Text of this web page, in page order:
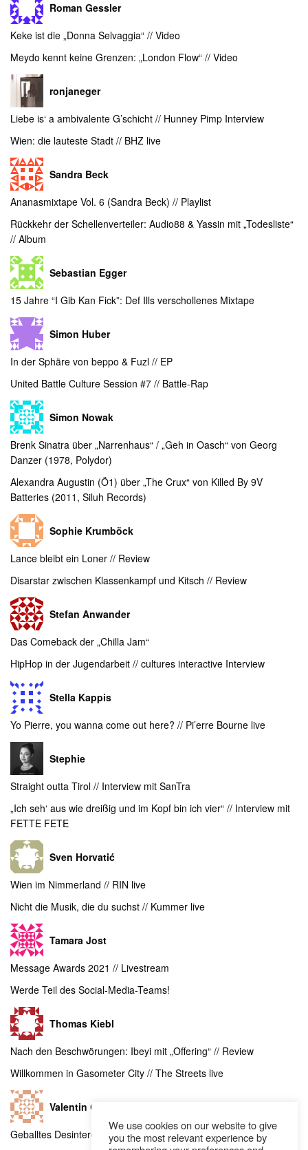
Roman Gessler
Keke ist die „Donna Selvaggia“ // Video
Meydo kennt keine Grenzen: „London Flow“ // Video
ronjaneger
Liebe is‘ a ambivalente G’schicht // Hunney Pimp Interview
Wien: die lauteste Stadt // BHZ live
Sandra Beck
Ananasmixtape Vol. 6 (Sandra Beck) // Playlist
Rückkehr der Schellenverteiler: Audio88 & Yassin mit „Todesliste“
// Album
Sebastian Egger
15 Jahre “I Gib Kan Fick”: Def Ills verschollenes Mixtape
Simon Huber
In der Sphäre von beppo & Fuzl // EP
United Battle Culture Session #7 // Battle-Rap
Simon Nowak
Brenk Sinatra über „Narrenhaus“ / „Geh in Oasch“ von Georg
Danzer (1978, Polydor)
Alexandra Augustin (Ö1) über „The Crux“ von Killed By 9V
Batteries (2011, Siluh Records)
Sophie Krumböck
Lance bleibt ein Loner // Review
Disarstar zwischen Klassenkampf und Kitsch // Review
Stefan Anwander
Das Comeback der „Chilla Jam“
HipHop in der Jugendarbeit // cultures interactive Interview
Stella Kappis
Yo Pierre, you wanna come out here? // Pi’erre Bourne live
Stephie
Straight outta Tirol // Interview mit SanTra
„Ich seh‘ aus wie dreißig und im Kopf bin ich vier“ // Interview mit
FETTE FETE
Sven Horvatić
Wien im Nimmerland // RIN live
Nicht die Musik, die du suchst // Kummer live
Tamara Jost
Message Awards 2021 // Livestream
Werde Teil des Social-Media-Teams!
Thomas Kiebl
Nach den Beschwörungen: Ibeyi mit „Offering“ // Review
Willkommen in Gasometer City // The Streets live
Valentin Gatol
Geballtes Desinteresse: Yung Hurn mit „MHM“ // Video
We use cookies on our website to give
you the most relevant experience by